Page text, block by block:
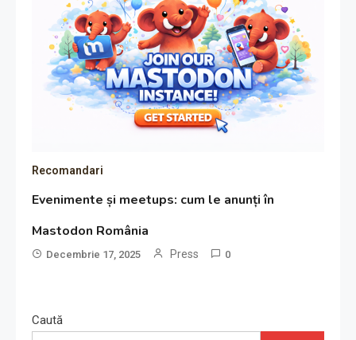
Recomandari
Evenimente și meetups: cum le anunți în
Mastodon România
Decembrie 17, 2025 Press 0
Caută